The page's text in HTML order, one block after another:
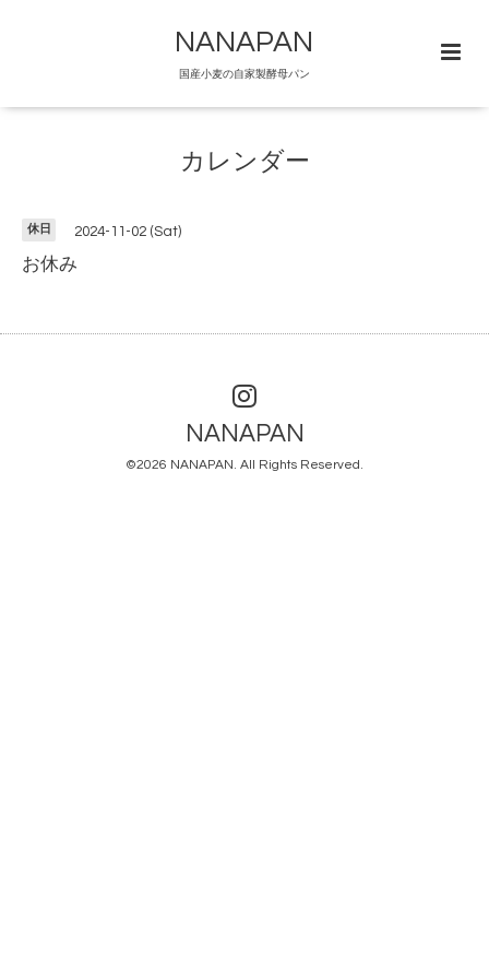
NANAPAN
国産小麦の自家製酵母パン
カレンダー
休日 2024-11-02 (Sat)
お休み
NANAPAN
©2026 NANAPAN. All Rights Reserved.